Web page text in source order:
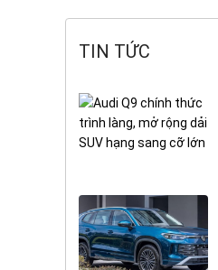
TIN TỨC